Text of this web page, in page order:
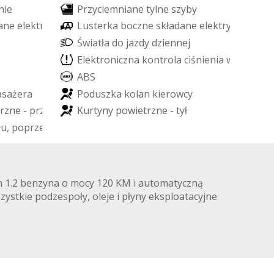
ie Przyciemniane tylne szyby
ne elektr nie Lusterka boczne składane elektry
Światła do jazdy dziennej
Elektroniczna kontrola ciśnienia w
ABS
sażera Poduszka kolan kierowcy
rzne - prz Kurtyny powietrzne - tył
u, poprze
benzyna o mocy 120 KM i automatyczną
podzespoły, oleje i płyny eksploatacyjne